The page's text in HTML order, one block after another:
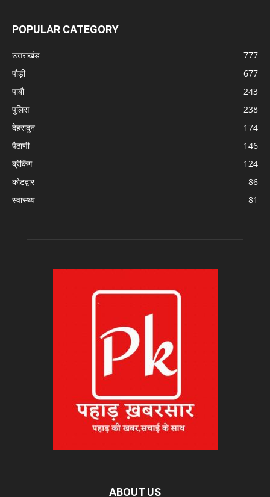
POPULAR CATEGORY
उत्तराखंड
777
पौड़ी
677
पाबौ
243
पुलिस
238
देहरादून
174
पैठाणी
146
ब्रेकिंग
124
कोटद्वार
86
स्वास्थ्य
81
ABOUT US